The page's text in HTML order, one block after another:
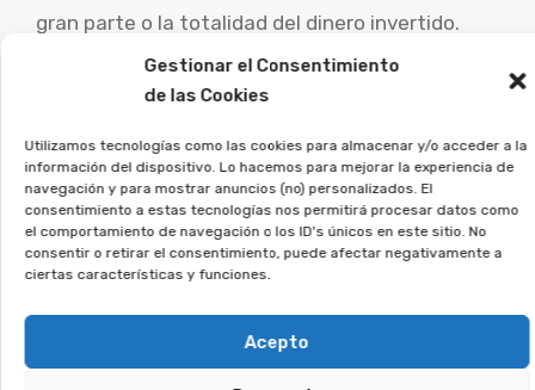
Gestionar el Consentimiento
de las Cookies
Utilizamos tecnologías como las cookies para almacenar y/o acceder a la
información del dispositivo. Lo hacemos para mejorar la experiencia de
navegación y para mostrar anuncios (no) personalizados. El
consentimiento a estas tecnologías nos permitirá procesar datos como
el comportamiento de navegación o los ID's únicos en este sitio. No
consentir o retirar el consentimiento, puede afectar negativamente a
ciertas características y funciones.
Acepto
gran parte o la totalidad del dinero invertido.
Es esencial que las personas perjudicadas por
legal especializado para evaluar su caso
concreto y explorar las vías de reclamación.
La asociación Afeban
trabajamos para los
consumidores a reclamar lo
que les corresponde.